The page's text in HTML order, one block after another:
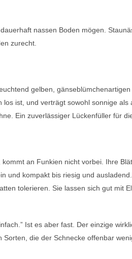
nassen Boden mögen.
zurecht.
gelben,
ist, und verträgt sowohl sonnige
Ein zuverlässiger Lückenfüller für
an Funkien nicht vorbei. Ihre
und kompakt bis riesig und
tolerieren. Sie lassen sich gut mit
Ist es aber fast. Der einzige
die der Schnecke offenbar